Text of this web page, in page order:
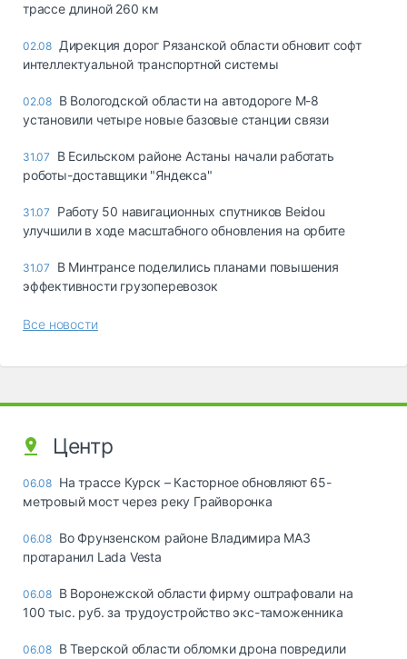
трассе длиной 260 км
02.08 Дирекция дорог Рязанской области обновит софт
интеллектуальной транспортной системы
02.08 В Вологодской области на автодороге М-8
установили четыре новые базовые станции связи
31.07
В Есильском районе Астаны начали работать
роботы-доставщики "Яндекса"
31.07
Работу 50 навигационных спутников Beidou
улучшили в ходе масштабного обновления на орбите
31.07
В Минтрансе поделились планами повышения
эффективности грузоперевозок
Все новости
Центр
06.08 На трассе Курск – Касторное обновляют 65-
метровый мост через реку Грайворонка
06.08 Во Фрунзенском районе Владимира МАЗ
протаранил Lada Vesta
06.08 В Воронежской области фирму оштрафовали на
100 тыс. руб. за трудоустройство экс-таможенника
06.08 В Тверской области обломки дрона повредили